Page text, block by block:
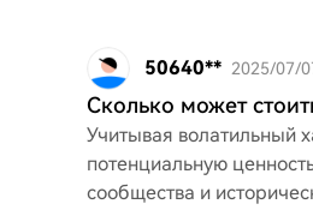
50640** 2025/07/
Сколько может
Учитывая волатильный
потенциальную
сообщества и